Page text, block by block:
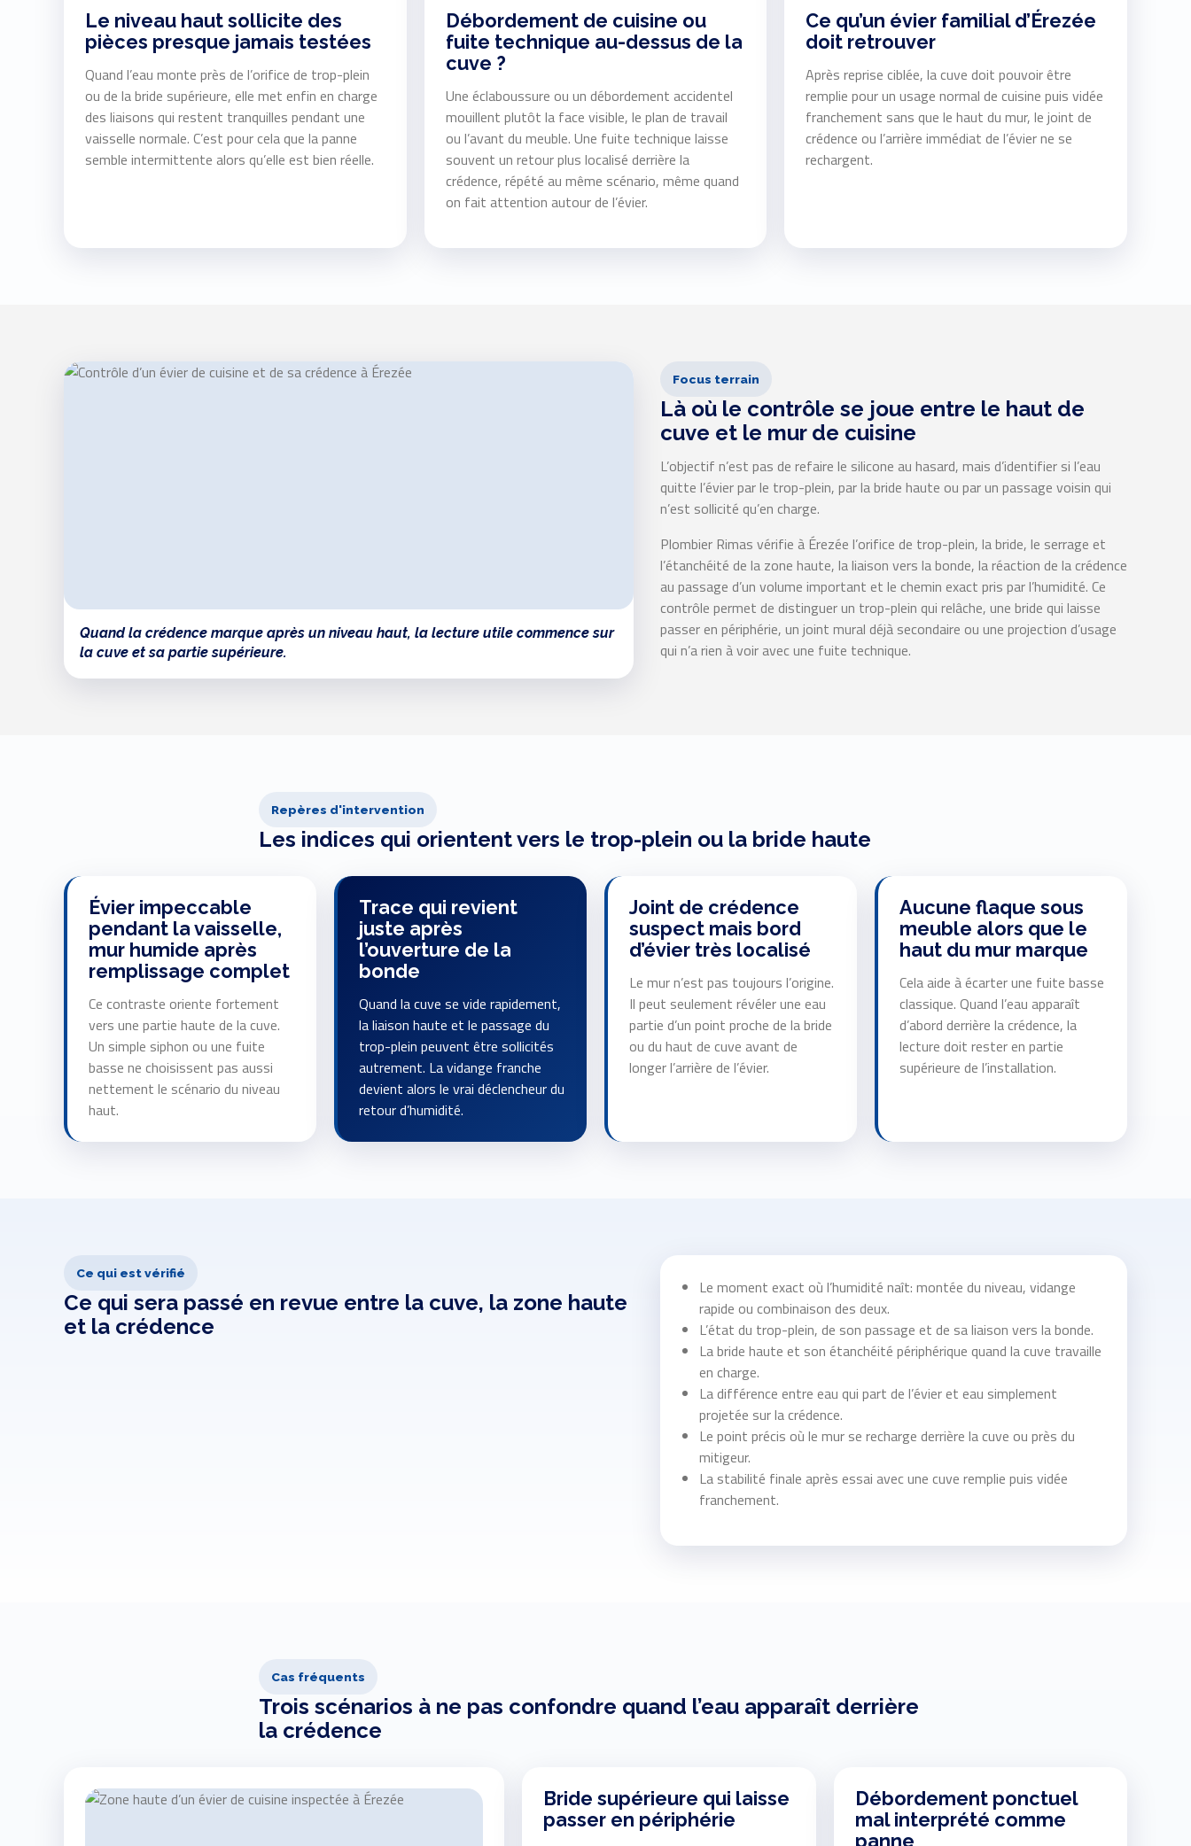
Le niveau haut sollicite des
pièces presque jamais testées
Quand l’eau monte près de l’orifice de trop-plein
ou de la bride supérieure, elle met enfin en charge
des liaisons qui restent tranquilles pendant une
vaisselle normale. C’est pour cela que la panne
semble intermittente alors qu’elle est bien réelle.
Débordement de cuisine ou
fuite technique au-dessus de la
cuve ?
Une éclaboussure ou un débordement accidentel
mouillent plutôt la face visible, le plan de travail
ou l’avant du meuble. Une fuite technique laisse
souvent un retour plus localisé derrière la
crédence, répété au même scénario, même quand
on fait attention autour de l’évier.
Ce qu’un évier familial d’Érezée
doit retrouver
Après reprise ciblée, la cuve doit pouvoir être
remplie pour un usage normal de cuisine puis vidée
franchement sans que le haut du mur, le joint de
crédence ou l’arrière immédiat de l’évier ne se
rechargent.
Quand la crédence marque après un niveau haut, la lecture utile commence sur
la cuve et sa partie supérieure.
Focus terrain
Là où le contrôle se joue entre le haut de
cuve et le mur de cuisine
L’objectif n’est pas de refaire le silicone au hasard, mais d’identifier si l’eau
quitte l’évier par le trop-plein, par la bride haute ou par un passage voisin qui
n’est sollicité qu’en charge.
Plombier Rimas vérifie à Érezée l’orifice de trop-plein, la bride, le serrage et
l’étanchéité de la zone haute, la liaison vers la bonde, la réaction de la crédence
au passage d’un volume important et le chemin exact pris par l’humidité. Ce
contrôle permet de distinguer un trop-plein qui relâche, une bride qui laisse
passer en périphérie, un joint mural déjà secondaire ou une projection d’usage
qui n’a rien à voir avec une fuite technique.
Repères d'intervention
Les indices qui orientent vers le trop-plein ou la bride haute
Évier impeccable
pendant la vaisselle,
mur humide après
remplissage complet
Ce contraste oriente fortement
vers une partie haute de la cuve.
Un simple siphon ou une fuite
basse ne choisissent pas aussi
nettement le scénario du niveau
haut.
Trace qui revient
juste après
l’ouverture de la
bonde
Quand la cuve se vide rapidement,
la liaison haute et le passage du
trop-plein peuvent être sollicités
autrement. La vidange franche
devient alors le vrai déclencheur du
retour d’humidité.
Joint de crédence
suspect mais bord
d’évier très localisé
Le mur n’est pas toujours l’origine.
Il peut seulement révéler une eau
partie d’un point proche de la bride
ou du haut de cuve avant de
longer l’arrière de l’évier.
Aucune flaque sous
meuble alors que le
haut du mur marque
Cela aide à écarter une fuite basse
classique. Quand l’eau apparaît
d’abord derrière la crédence, la
lecture doit rester en partie
supérieure de l’installation.
Ce qui est vérifié
Ce qui sera passé en revue entre la cuve, la zone haute
et la crédence
Le moment exact où l’humidité naît: montée du niveau, vidange
rapide ou combinaison des deux.
L’état du trop-plein, de son passage et de sa liaison vers la bonde.
La bride haute et son étanchéité périphérique quand la cuve travaille
en charge.
La différence entre eau qui part de l’évier et eau simplement
projetée sur la crédence.
Le point précis où le mur se recharge derrière la cuve ou près du
mitigeur.
La stabilité finale après essai avec une cuve remplie puis vidée
franchement.
Cas fréquents
Trois scénarios à ne pas confondre quand l’eau apparaît derrière
la crédence
Bride supérieure qui laisse
passer en périphérie
Débordement ponctuel
mal interprété comme
panne